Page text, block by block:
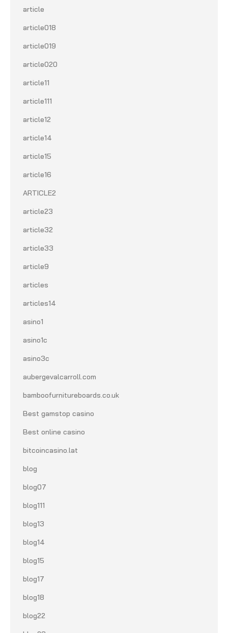
article
article018
article019
article020
article11
article111
article12
article14
article15
article16
ARTICLE2
article23
article32
article33
article9
articles
articles14
asino1
asino1c
asino3c
aubergevalcarroll.com
bamboofurnitureboards.co.uk
Best gamstop casino
Best online casino
bitcoincasino.lat
blog
blog07
blog111
blog13
blog14
blog15
blog17
blog18
blog22